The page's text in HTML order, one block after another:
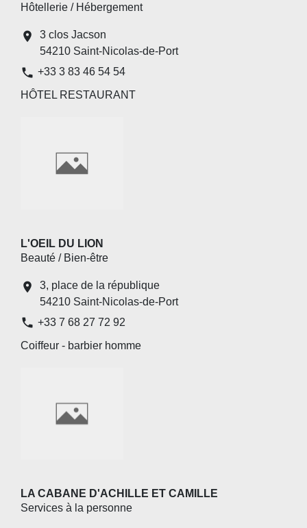
Hôtellerie / Hébergement
location_on
3 clos Jacson
54210 Saint-Nicolas-de-Port
phone +33 3 83 46 54 54
HÔTEL RESTAURANT
L'OEIL DU LION
Beauté / Bien-être
location_on
3, place de la république
54210 Saint-Nicolas-de-Port
phone +33 7 68 27 72 92
Coiffeur - barbier homme
LA CABANE D'ACHILLE ET CAMILLE
Services à la personne